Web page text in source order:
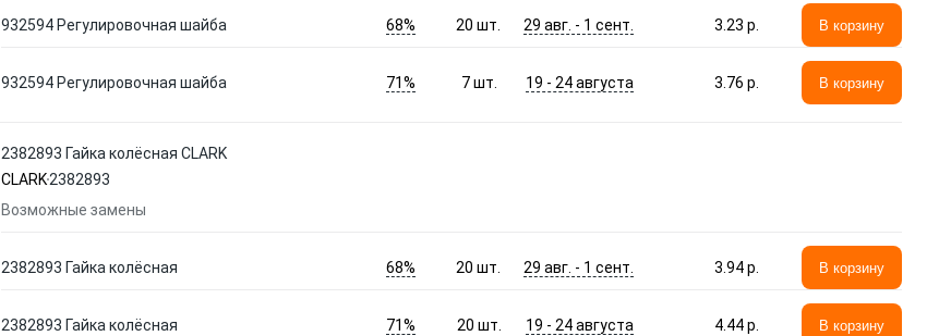
932594 Регулировочная шайба 68% 20 шт. 29 авг. - 1 сент. 3.23 p. В корзину
932594 Регулировочная шайба 71% 7шт. 19 - 24 августа 3.76 p. В корзину
2382893 Гайка колёсная CLARK
CLARK2382893
Возможные замены
2382893 Гайка колёсная 68% 20 шт. 29 авг. - 1 сент. 3.94 p. В корзину
2382893 Гайка колёсная 71% 20 шт. 19 - 24 августа 4.44 p. В корзину